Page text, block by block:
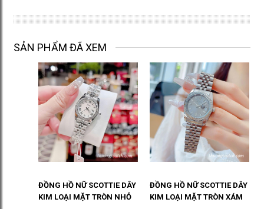
SẢN PHẨM ĐÃ XEM
ĐỒNG HỒ NỮ SCOTTIE DÂY
KIM LOẠI MẶT TRÒN NHỎ
ĐỒNG HỒ NỮ SCOTTIE DÂY
KIM LOẠI MẶT TRÒN XÁM